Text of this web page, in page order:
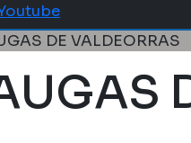
DE VALDEORRAS